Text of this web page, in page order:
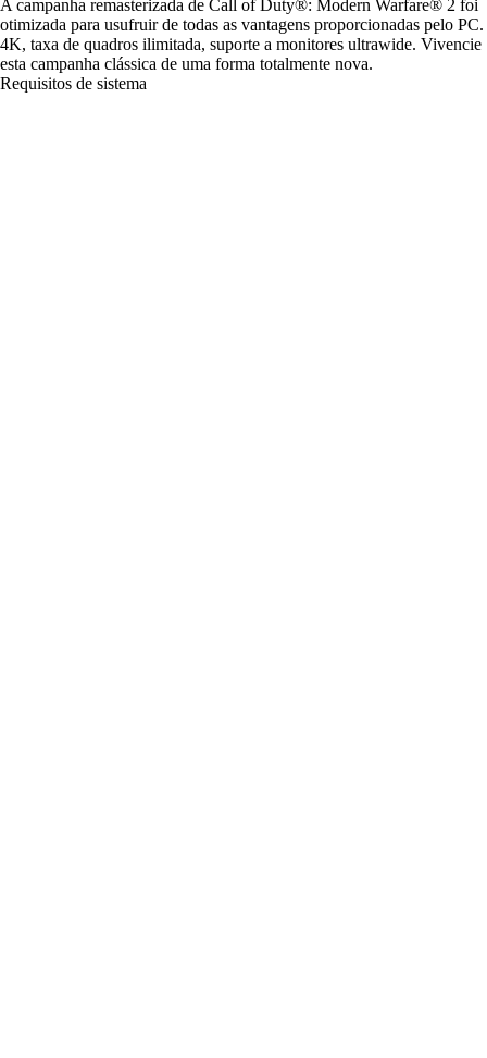
A campanha remasterizada de Call of Duty®: Modern Warfare® 2 foi
otimizada para usufruir de todas as vantagens proporcionadas pelo PC.
4K, taxa de quadros ilimitada, suporte a monitores ultrawide. Vivencie
esta campanha clássica de uma forma totalmente nova.
Requisitos de sistema